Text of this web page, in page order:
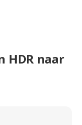
HDR naar